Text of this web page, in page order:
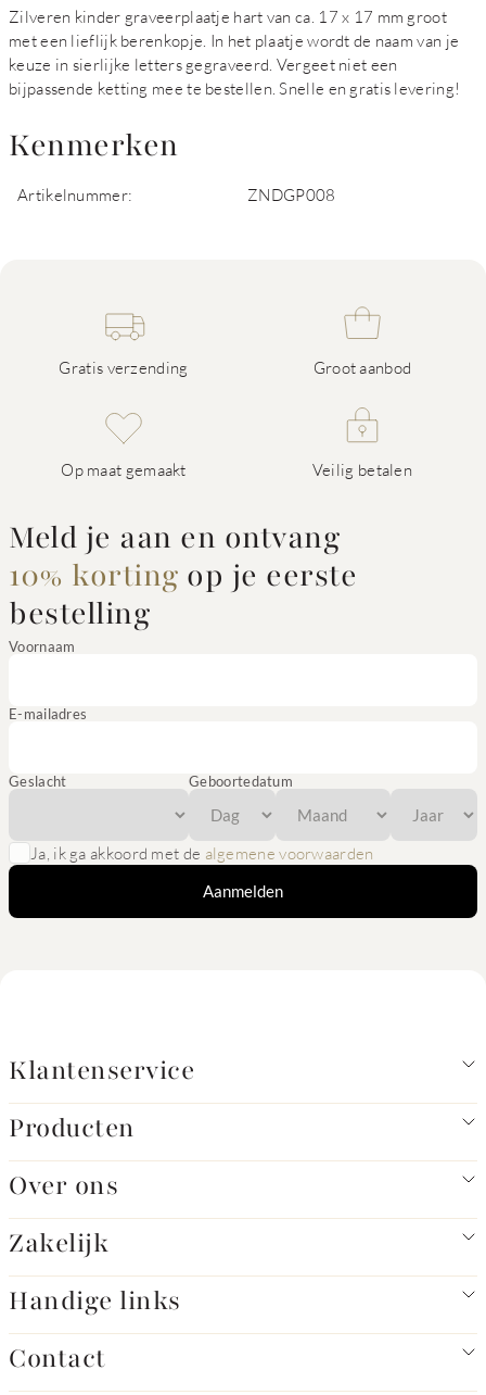
Zilveren kinder graveerplaatje hart van ca. 17 x 17 mm groot
met een lieflijk berenkopje. In het plaatje wordt de naam van je
keuze in sierlijke letters gegraveerd. Vergeet niet een
bijpassende ketting mee te bestellen. Snelle en gratis levering!
Kenmerken
Artikelnummer: ZNDGP008
Gratis verzending Groot aanbod
Op maat gemaakt Veilig betalen
Meld je aan en ontvang
10% korting op je eerste
bestelling
Voornaam
E-mailadres
Geslacht Geboortedatum
Ja, ik ga akkoord met de algemene voorwaarden
Aanmelden
Klantenservice
Producten
Over ons
Zakelijk
Handige links
Contact